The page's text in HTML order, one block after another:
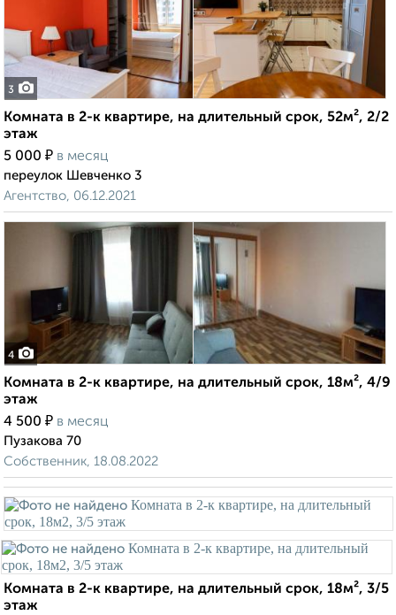
3
Комната в 2-к квартире, на длительный срок, 52м², 2/2
этаж
5 000 ₽ в месяц
переулок Шевченко 3
Агентство, 06.12.2021
4
Комната в 2-к квартире, на длительный срок, 18м², 4/9
этаж
4 500 ₽ в месяц
Пузакова 70
Собственник, 18.08.2022
Комната в 2-к квартире, на длительный срок, 18м², 3/5
этаж